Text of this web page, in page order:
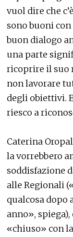
vuol dire che
sono buoni
buon dialogo
una parte
ricoprire il suo
non lavorare
degli obiettivi.
riesco a
Caterina
la vorrebbero
soddisfazione
alle Regionali
qualcosa dopo
anno»,
«chiuso» con